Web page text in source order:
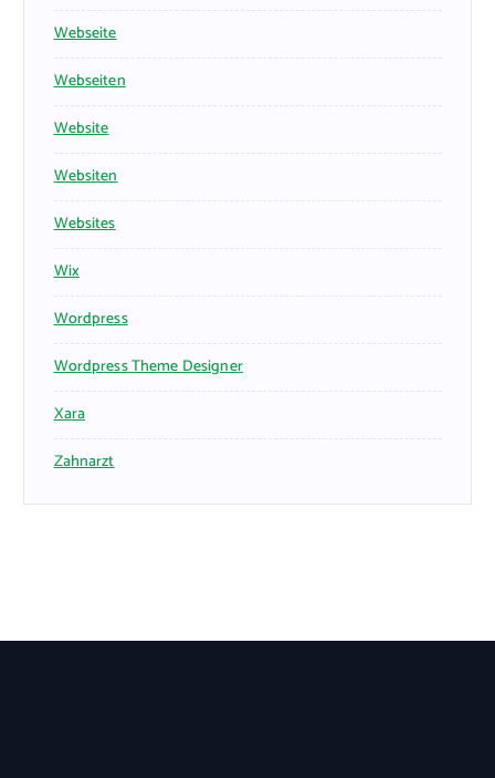
Webseite
Webseiten
Website
Websiten
Websites
Wix
Wordpress
Wordpress Theme Designer
Xara
Zahnarzt